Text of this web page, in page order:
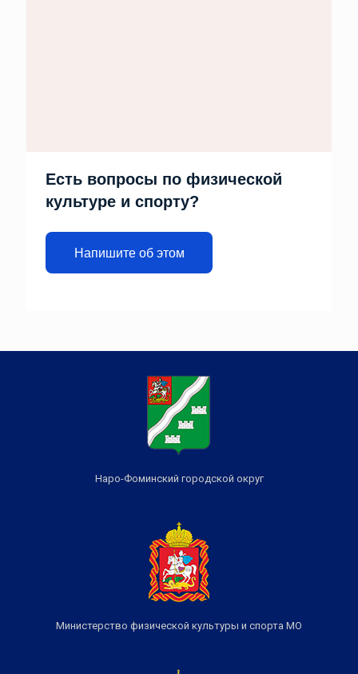
Есть вопросы по физической
культуре и спорту?
Напишите об этом
Наро-Фоминский городской округ
Министерство физической культуры и спорта МО